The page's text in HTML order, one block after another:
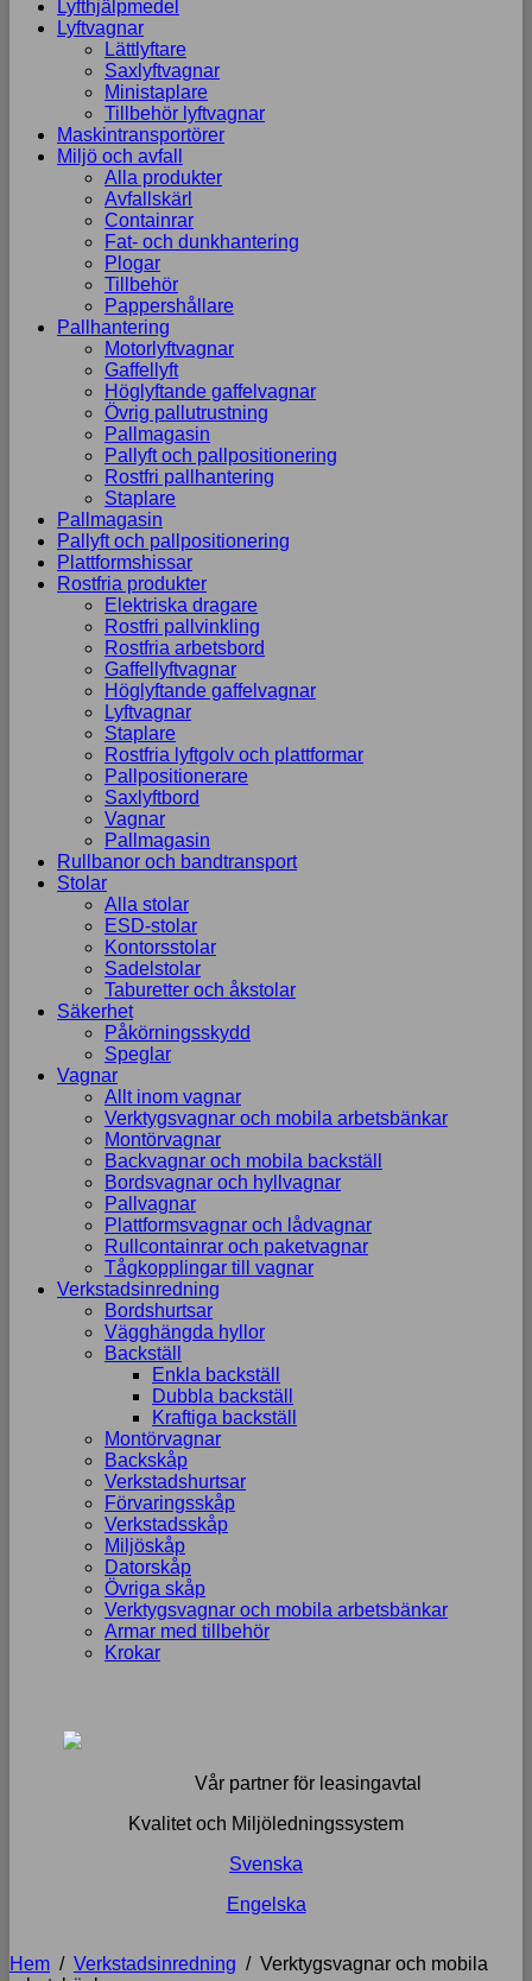
Lyfthjälpmedel
Lyftvagnar
Lättlyftare
Saxlyftvagnar
Ministaplare
Tillbehör lyftvagnar
Maskintransportörer
Miljö och avfall
Alla produkter
Avfallskärl
Containrar
Fat- och dunkhantering
Plogar
Tillbehör
Pappershållare
Pallhantering
Motorlyftvagnar
Gaffellyft
Höglyftande gaffelvagnar
Övrig pallutrustning
Pallmagasin
Pallyft och pallpositionering
Rostfri pallhantering
Staplare
Pallmagasin
Pallyft och pallpositionering
Plattformshissar
Rostfria produkter
Elektriska dragare
Rostfri pallvinkling
Rostfria arbetsbord
Gaffellyftvagnar
Höglyftande gaffelvagnar
Lyftvagnar
Staplare
Rostfria lyftgolv och plattformar
Pallpositionerare
Saxlyftbord
Vagnar
Pallmagasin
Rullbanor och bandtransport
Stolar
Alla stolar
ESD-stolar
Kontorsstolar
Sadelstolar
Taburetter och åkstolar
Säkerhet
Påkörningsskydd
Speglar
Vagnar
Allt inom vagnar
Verktygsvagnar och mobila arbetsbänkar
Montörvagnar
Backvagnar och mobila backställ
Bordsvagnar och hyllvagnar
Pallvagnar
Plattformsvagnar och lådvagnar
Rullcontainrar och paketvagnar
Tågkopplingar till vagnar
Verkstadsinredning
Bordshurtsar
Vägghängda hyllor
Backställ
Enkla backställ
Dubbla backställ
Kraftiga backställ
Montörvagnar
Backskåp
Verkstadshurtsar
Förvaringsskåp
Verkstadsskåp
Miljöskåp
Datorskåp
Övriga skåp
Verktygsvagnar och mobila arbetsbänkar
Armar med tillbehör
Krokar
Vår partner för leasingavtal
Kvalitet och Miljöledningssystem
Svenska
Engelska
Hem / Verkstadsinredning / Verktygsvagnar och mobila